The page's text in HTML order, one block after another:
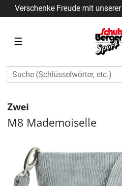
Verschenke Freude mit unserer
☰
Zwei
M8 Mademoiselle